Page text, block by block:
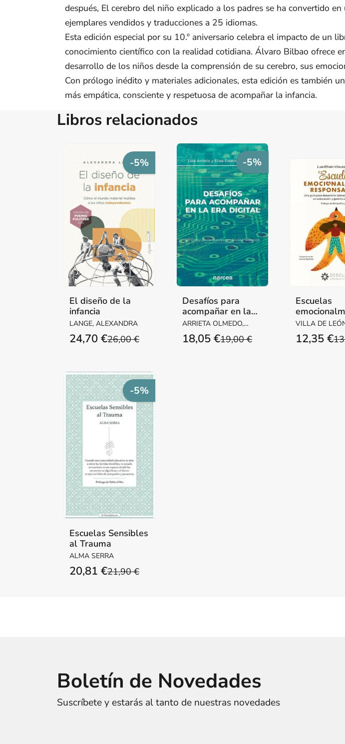
después, El cerebro del niño explicado a los padres se ha convertido
ejemplares vendidos y traducciones a 25 idiomas.
Esta edición especial por su 10.º aniversario celebra el impacto de un
conocimiento científico con la realidad cotidiana. Álvaro Bilbao ofrece
desarrollo de los niños desde la comprensión de su cerebro, sus
Con prólogo inédito y materiales adicionales, esta edición es también
más empática, consciente y respetuosa de acompañar la infancia.
Libros relacionados
-5%
El diseño de la
infancia
LANGE, ALEXANDRA
26,00 €
24,70 €
-5%
Desafíos para
acompañar en la
era digital (VII
Círculos de
encuentro Marisa
ARRIETA OLMEDO,
LOLA / ESTÉVEZ LÓPEZ,
ELISA
19,00 €
18,05 €
Escuelas
guía para
desarrollar
VILLA DE
12,35 €
-5%
Escuelas Sensibles
al Trauma
ALMA SERRA
21,90 €
20,81 €
Boletín de Novedades
Suscríbete y estarás al tanto de nuestras novedades